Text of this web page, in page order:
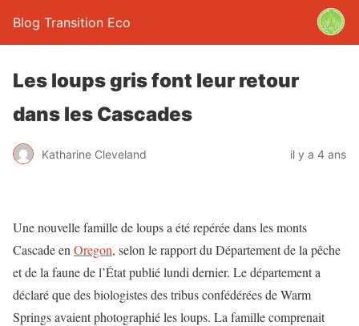
Blog Transition Eco
Les loups gris font leur retour
dans les Cascades
Katharine Cleveland il y a 4 ans
Une nouvelle famille de loups a été repérée dans les monts
Cascade en Oregon, selon le rapport du Département de la pêche
et de la faune de l’État publié lundi dernier. Le département a
déclaré que des biologistes des tribus confédérées de Warm
Springs avaient photographié les loups. La famille comprenait